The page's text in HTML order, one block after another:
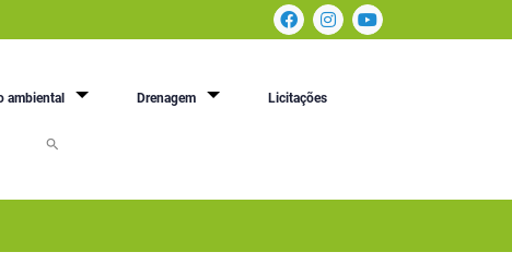
ambiental Drenagem Licitações